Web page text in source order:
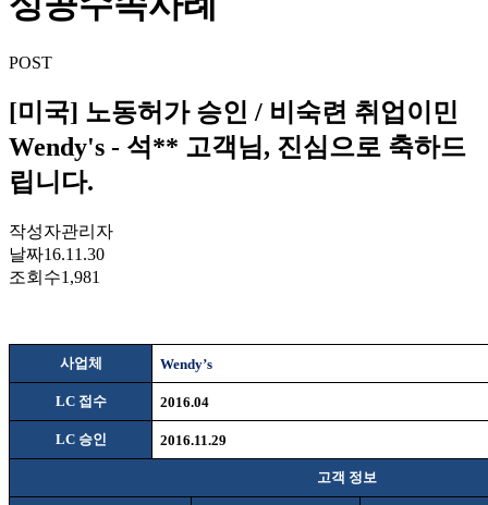
POST
[미국] 노동허가 승인 / 비숙련 취업이민
Wendy's - 석** 고객님, 진심으로 축하드
립니다.
작성자관리자
날짜16.11.30
조회수1,981
사업체 Wendy’s
LC 접수 2016.04
LC 승인 2016.11.29
고객 정보